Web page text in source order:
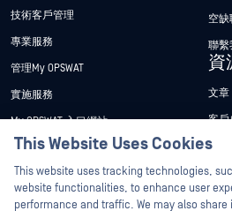
技術客戶管理
專業服務
管理My OPSWAT
實施服務
My OPSWAT 入口網站
技術檔案
訓練
漏洞通報計畫
空缺
聯繫
資
文章
客戶
新聞
新聞
This Website Uses Cookies
This website uses tracking technologies,
website functionalities, to enhance user
performance and traffic. We may also
Hey there!
I'm Ozzy, your
How can I help